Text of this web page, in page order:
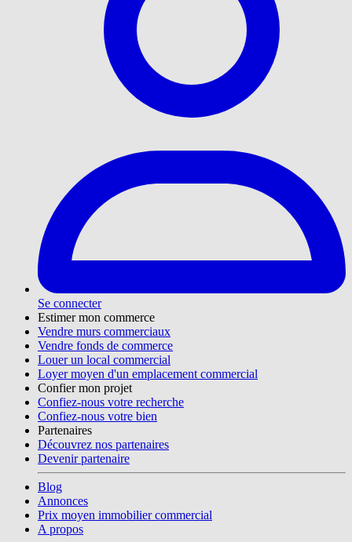
Se connecter
Estimer mon commerce
Vendre murs commerciaux
Vendre fonds de commerce
Louer un local commercial
Loyer moyen d'un emplacement commercial
Confier mon projet
Confiez-nous votre recherche
Confiez-nous votre bien
Partenaires
Découvrez nos partenaires
Devenir partenaire
Blog
Annonces
Prix moyen immobilier commercial
A propos